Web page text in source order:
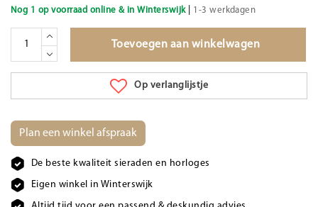
Nog 1 op voorraad online & in Winterswijk| 1-3 werkdagen
Toevoegen aan winkelwagen
Op verlanglijstje
Plan een winkel afspraak
De beste kwaliteit sieraden en horloges
Eigen winkel in Winterswijk